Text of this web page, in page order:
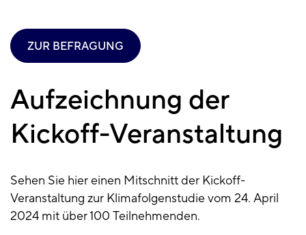
ZUR BEFRAGUNG
Aufzeichnung der
Kickoff-Veranstaltung
Sehen Sie hier einen Mitschnitt der Kickoff-
Veranstaltung zur Klimafolgenstudie vom 24. April
2024 mit über 100 Teilnehmenden.